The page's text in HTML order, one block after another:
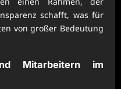
schafft, was für
von großer Bedeutung
Mitarbeitern im